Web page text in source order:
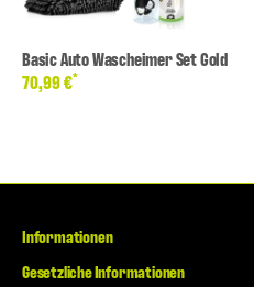
Basic Auto Wascheimer Set Gold
70,99 €*
Informationen
Gesetzliche Informationen